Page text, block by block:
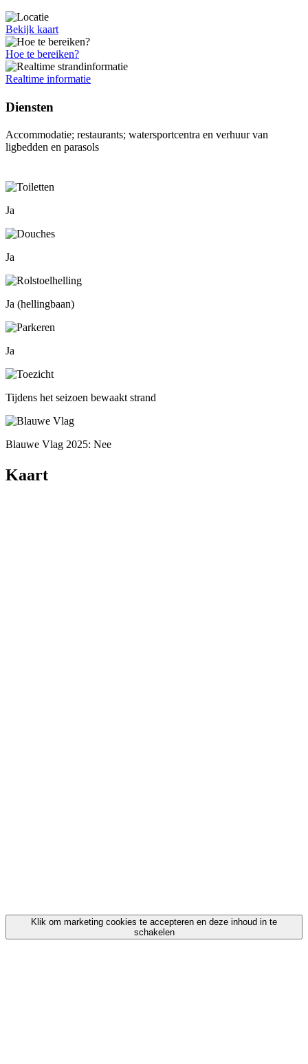
Bekijk kaart
Hoe te bereiken?
Realtime informatie
Diensten
Accommodatie; restaurants; watersportcentra en verhuur van
ligbedden en parasols
Ja
Ja
Ja (hellingbaan)
Ja
Tijdens het seizoen bewaakt strand
Blauwe Vlag 2025: Nee
Kaart
Klik om marketing cookies te accepteren en deze inhoud in te
schakelen